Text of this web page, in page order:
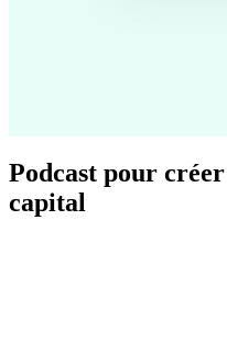
Podcast pour
capital